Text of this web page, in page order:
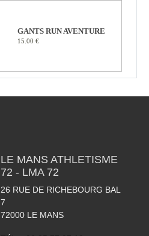
GANTS RUN AVENTURE
15.00 €
LE MANS ATHLETISME
72 - LMA 72
26 RUE DE RICHEBOURG BAL
7
72000 LE MANS